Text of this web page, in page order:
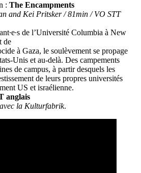
: The Encampments
and Kei Pritsker / 81min / VO STT
de l’Université Columbia à New
de
à Gaza, le soulèvement se propage
Unis et au-delà. Des campements
de campus, à partir desquels les
de leurs propres universités
US et israélienne.
anglais
la Kulturfabrik.